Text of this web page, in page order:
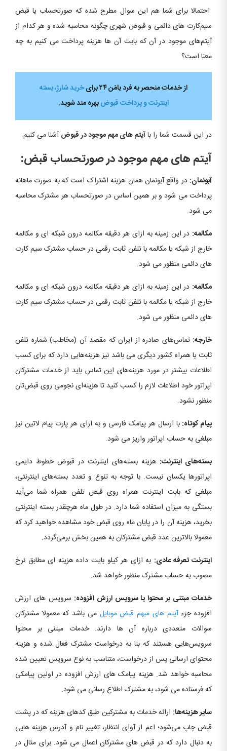
احتمالا برای شما هم این سوال مطرح شده که صورتحساب یا قبض
سیم‌کارت ­های دائمی و قبوض شهری چگونه محاسبه شده و هر کدام از
آیتم‌های موجود در آن که بابت آن ها هزینه پرداخت می کنیم به چه
معنا است؟
از خدمات منحصر به فرد بامَن ۲۴ برای
خرید شارژ، بسته
اینترنت و پرداخت قبوضبهره ­مند شوید.
در این قسمت شما را باآیتم های مهم موجود در قبوضآشنا می ­کنیم.
آیتم های مهم موجود در صورتحساب قبض:
آبونمان: در واقع آبونمان همان هزینه اشتراک است که به صورت ماهانه
پرداخت می شود و بر همین اساس در صورتحساب هر مشترک محاسبه
می شود.
مکالمه: در این زمینه به ازای هر دقیقه مکالمه درون شبکه ای و مکالمه
خارج از شبکه یا مکالمه با تلفن ثابت رقمی در حساب مشترک سیم کارت
های دائمی منظور می شود.
مکالمه: در این زمینه به ازای هر دقیقه مکالمه درون شبکه ای و مکالمه
خارج از شبکه یا مکالمه با تلفن ثابت رقمی در حساب مشترک سیم کارت
های دائمی منظور می شود.
خارجه: تماس‌های صادره از ایران که مقصد آن (مخاطب) شماره تلفن
ثابت یا همراه کشور دیگری می باشد نیز هزینه‌هایی دارد که برای کسب
اطلاعات بیشتر در مورد هزینه‌های این تماس باید از خدمات مشترکان
اپراتور خود اطلاعات لازم را کسب کنید تا هزینه‌ای نجومی روی قبض‌تان
منظور نشود.
پیام کوتاه: با ارسال هر پیامک فارسی و به ازای هر پارت پیام لاتین نیز
مبلغی به حساب اپراتور واریز می شود.
بسته‌های اینترنت: هزینه بسته‌های اینترنت در قبوض خطوط دایمی
اپراتورها یکسان نیست. با توجه به تنوع و تعدد بسته‌های اینترنتی،
مبلغی که بابت اینترنت همراه روی قبض تلفن همراه شما می‌آید
بستگی به میزان استفاده شما دارد. در طول ماه هرچقدر بسته اینترنتی
بخرید، هزینه آن را در پایان ماه روی قبض خود مشاهده خواهید کرد که
معمولا بالاترین عدد قبض مشترکان به همین بخش برمی‌گردد.
اینترنت تعرفه عادی: به ازای هر کیلو بایت داده هزینه ای مطابق نرخ
مصوب به حساب مشترک منظور خواهد شد.
خدمات مبتنی بر محتوا یا سرویس ارزش افزوده: سرویس های ارزش
افزوده جزءآیتم های مبهم قبض موبایل می باشد که معمولا مشترکان
سوالات متعددی درباره آن ها دارند. خدمات مبتنی بر محتوا
سرویس‌هایی هستند که بنا به درخواست مشترک فعال شده و هزینه
محتوای ارسالی پس از درخواست، متناسب به نوع سرویس تعیین شده
محاسبه خواهد شد. هزینه پیامک های ارزش افزوده در اولین پیامکی
که فرستاده می شود، به مشترک اطلاع رسانی می شود.
سایر هزینه‌ها: ارائه خدمات به مشترکین طبق کدهای هزینه که در پشت
قبض چاپ می‌شود؛ اعم از آوای انتظار، تغییر نام و آدرس هزینه هایی
به دنبال دارد که در قبض های مشترکان اعمال می شود. برای مثال در